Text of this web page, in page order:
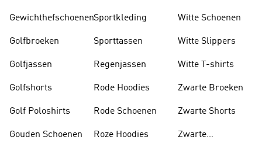
Gewichthefschoenen
Golfbroeken
Golfjassen
Golfshorts
Golf Poloshirts
Gouden Schoenen
Sportkleding
Sporttassen
Regenjassen
Rode Hoodies
Rode Schoenen
Roze Hoodies
Witte Schoenen
Witte Slippers
Witte T-shirts
Zwarte Broeken
Zwarte Shorts
Zwarte